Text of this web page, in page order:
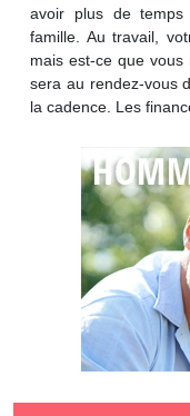
avoir plus de
famille. Au travail,
mais est-ce que
sera au rendez-vous
la cadence. Les